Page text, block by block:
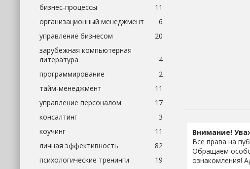
Внимание!
Все права на
Обращаем
ознакомления!
бизнес-процессы
11
организационный менеджмент
6
управление бизнесом
20
зарубежная компьютерная
литература
4
программирование
2
тайм-менеджмент
11
управление персоналом
17
консалтинг
3
коучинг
11
личная эффективность
82
психологические тренинги
19